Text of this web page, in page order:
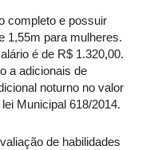
completo e possuir
1,55m para mulheres.
é de R$ 1.320,00.
a adicionais de
noturno no valor
Municipal 618/2014.
de habilidades